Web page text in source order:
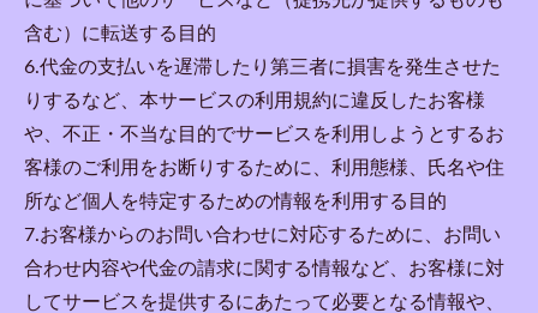
含む）に転送する目的
6.代金の支払いを遅滞したり第三者に損害を発生させた
りするなど、本サービスの利用規約に違反したお客様
や、不正・不当な目的でサービスを利用しようとするお
客様のご利用をお断りするために、利用態様、氏名や住
所など個人を特定するための情報を利用する目的
7.お客様からのお問い合わせに対応するために、お問い
合わせ内容や代金の請求に関する情報など、お客様に対
してサービスを提供するにあたって必要となる情報や、